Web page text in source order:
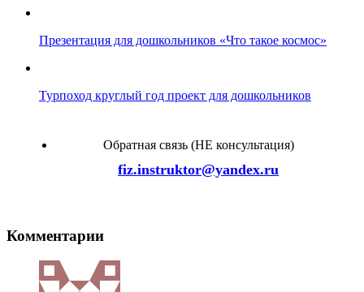
Презентация для дошкольников «Что такое космос»
Турпоход круглый год проект для дошкольников
Обратная связь (НЕ консультация)
fiz.instruktor@yandex.ru
Комментарии